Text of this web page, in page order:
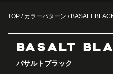
TOP / カラーパターン / BASALT
BASALT
バサルトブラック